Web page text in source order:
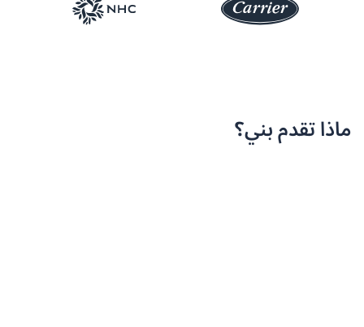
ماذا تقدم بني؟